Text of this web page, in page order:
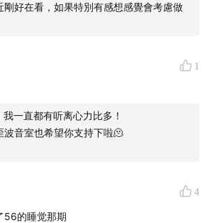
过程中温情的陪伴者
剛好在看，如果特別有感想感覺會考慮做
1
我一直都有听离心力比多！
波音室也希望你支持下啦🫠
4
56的睡觉那期